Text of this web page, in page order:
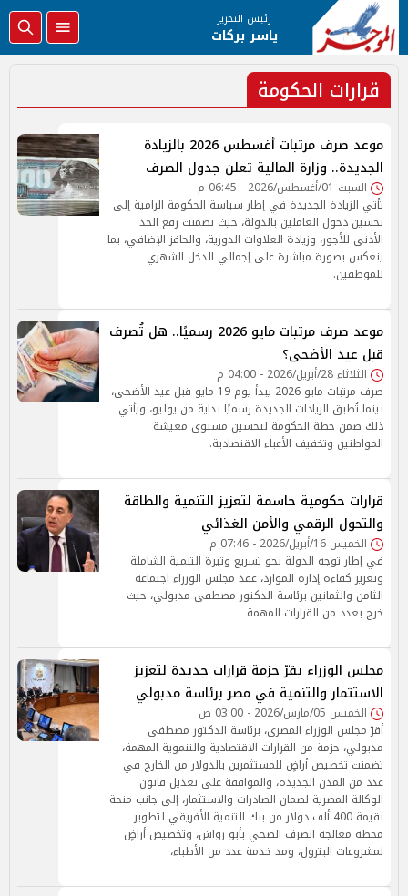
رئيس التحرير
ياسر بركات
قرارات الحكومة
موعد صرف مرتبات أغسطس 2026 بالزيادة
الجديدة.. وزارة المالية تعلن جدول الصرف
السبت 01/أغسطس/2026 - 06:45 م
تأتي الزيادة الجديدة في إطار سياسة الحكومة الرامية إلى
تحسين دخول العاملين بالدولة، حيث تضمنت رفع الحد
الأدنى للأجور، وزيادة العلاوات الدورية، والحافز الإضافي، بما
ينعكس بصورة مباشرة على إجمالي الدخل الشهري
للموظفين.
موعد صرف مرتبات مايو 2026 رسميًا.. هل تُصرف
قبل عيد الأضحى؟
الثلاثاء 28/أبريل/2026 - 04:00 م
صرف مرتبات مايو 2026 يبدأ يوم 19 مايو قبل عيد الأضحى،
بينما تُطبق الزيادات الجديدة رسميًا بداية من يوليو، ويأتي
ذلك ضمن خطة الحكومة لتحسين مستوى معيشة
المواطنين وتخفيف الأعباء الاقتصادية.
قرارات حكومية حاسمة لتعزيز التنمية والطاقة
والتحول الرقمي والأمن الغذائي
الخميس 16/أبريل/2026 - 07:46 م
في إطار توجه الدولة نحو تسريع وتيرة التنمية الشاملة
وتعزيز كفاءة إدارة الموارد، عقد مجلس الوزراء اجتماعه
الثامن والثمانين برئاسة الدكتور مصطفى مدبولي، حيث
خرج بعدد من القرارات المهمة
مجلس الوزراء يقرّ حزمة قرارات جديدة لتعزيز
الاستثمار والتنمية في مصر برئاسة مدبولي
الخميس 05/مارس/2026 - 03:00 ص
أقرّ مجلس الوزراء المصري، برئاسة الدكتور مصطفى
مدبولي، حزمة من القرارات الاقتصادية والتنموية المهمة،
تضمنت تخصيص أراضٍ للمستثمرين بالدولار من الخارج في
عدد من المدن الجديدة، والموافقة على تعديل قانون
الوكالة المصرية لضمان الصادرات والاستثمار، إلى جانب منحة
بقيمة 400 ألف دولار من بنك التنمية الأفريقي لتطوير
محطة معالجة الصرف الصحي بأبو رواش، وتخصيص أراضٍ
لمشروعات البترول، ومد خدمة عدد من الأطباء،